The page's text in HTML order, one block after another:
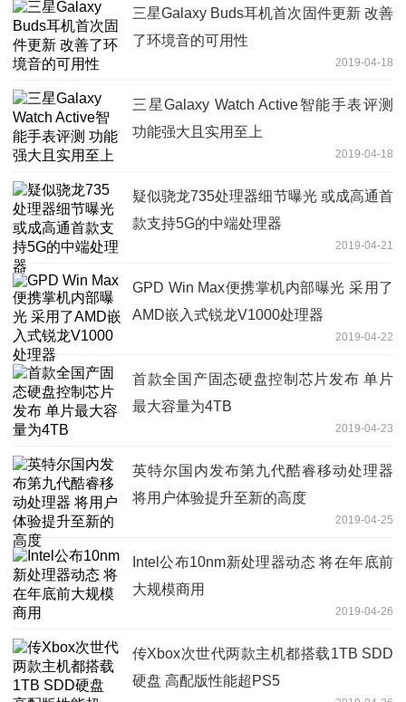
三星Galaxy Buds耳机首次固件更新 改善
了环境音的可用性
2019-04-18
三星Galaxy Watch Active智能手表评测
功能强大且实用至上
2019-04-18
疑似骁龙735处理器细节曝光 或成高通首
款支持5G的中端处理器
2019-04-21
GPD Win Max便携掌机内部曝光 采用了
AMD嵌入式锐龙V1000处理器
2019-04-22
首款全国产固态硬盘控制芯片发布 单片
最大容量为4TB
2019-04-23
英特尔国内发布第九代酷睿移动处理器
将用户体验提升至新的高度
2019-04-25
Intel公布10nm新处理器动态 将在年底前
大规模商用
2019-04-26
传Xbox次世代两款主机都搭载1TB SDD
硬盘 高配版性能超PS5